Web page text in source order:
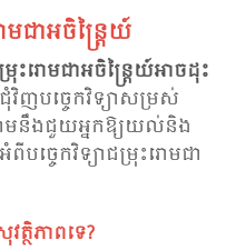
ជាអចិន្ត្រៃយ៍
រុះ​រោមជាអចិន្ត្រៃយ៍អាច​ដុះ
ញបច្ចេកវិទ្យាសម្រស់
ោមនឹងជួយអ្នកឱ្យយល់និង
ច្ចេកវិទ្យាជម្រុះ​រោមជា
ត្ថិភាពទេ?